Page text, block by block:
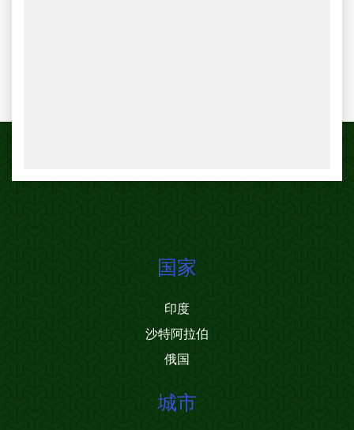
国家
印度
沙特阿拉伯
俄国
城市